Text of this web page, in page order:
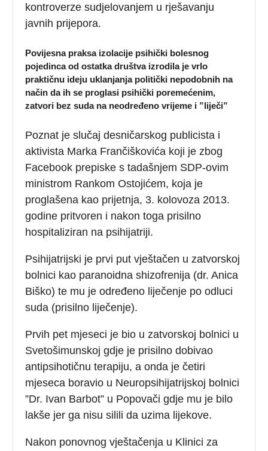
kontroverze sudjelovanjem u rješavanju
javnih prijepora.
Povijesna praksa izolacije psihički bolesnog
pojedinca od ostatka društva izrodila je vrlo
praktičnu ideju uklanjanja politički nepodobnih na
način da ih se proglasi psihički poremećenim,
zatvori bez suda na neodređeno vrijeme i ”liječi”
Poznat je slučaj desničarskog publicista i
aktivista Marka Frančiškovića koji je zbog
Facebook prepiske s tadašnjem SDP-ovim
ministrom Rankom Ostojićem, koja je
proglašena kao prijetnja, 3. kolovoza 2013.
godine pritvoren i nakon toga prisilno
hospitaliziran na psihijatriji.
Psihijatrijski je prvi put vještačen u zatvorskoj
bolnici kao paranoidna shizofrenija (dr. Anica
Biško) te mu je određeno liječenje po odluci
suda (prisilno liječenje).
Prvih pet mjeseci je bio u zatvorskoj bolnici u
Svetošimunskoj gdje je prisilno dobivao
antipsihotičnu terapiju, a onda je četiri
mjeseca boravio u Neuropsihijatrijskoj bolnici
”Dr. Ivan Barbot” u Popovači gdje mu je bilo
lakše jer ga nisu silili da uzima lijekove.
Nakon ponovnog vještačenja u Klinici za